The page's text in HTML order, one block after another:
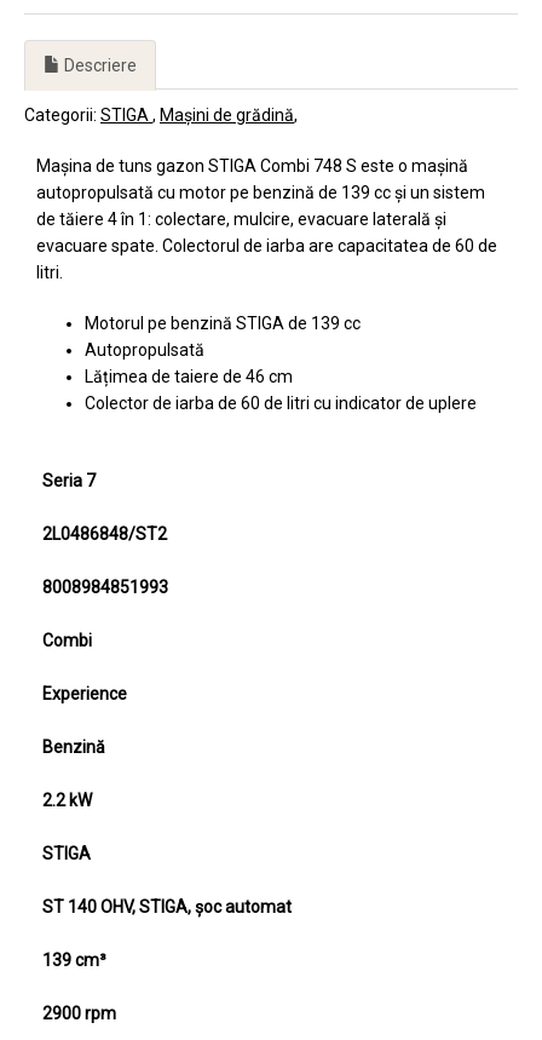
Descriere
Categorii: STIGA Mașini de grădină
Mașina de tuns gazon STIGA Combi 748 S este o mașină
autopropulsată cu motor pe benzină de 139 cc și un sistem
de tăiere 4 în 1: colectare, mulcire, evacuare laterală și
evacuare spate. Colectorul de iarba are capacitatea de 60 de
litri.
Motorul pe benzină STIGA de 139 cc
Autopropulsată
Lățimea de taiere de 46 cm
Colector de iarba de 60 de litri cu indicator de uplere
Seria 7
2L0486848/ST2
8008984851993
Combi
Experience
Benzină
2.2 kW
STIGA
ST 140 OHV, STIGA, șoc automat
139 cm³
2900 rpm